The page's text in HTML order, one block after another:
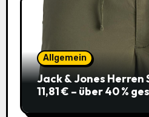
Allgemein
Jack & Jones Herren
11,81 € – über 40 %